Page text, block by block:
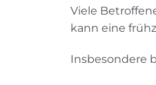
Viele
kann eine
Insbesondere